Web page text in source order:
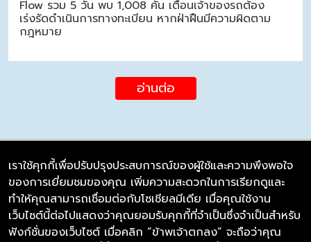
Flow รวม 5 วัน พบ 1,008 คัน เตือนเจ้าของรถต้อง
เร่งรัดดำเนินการทางทะเบียน หากฝ่าฝืนมีความผิดตาม
กฎหมาย
อ่านต่อ
บริษัท ซิมลิงค์ จำกัด
98/226 Bangrakyai-Baanmai Road,
Bangyai, Nonthaburi 11140
เราใช้คุกกี้เพื่อปรับปรุงประสบการณ์ของผู้ใช้และความพึงพอใจ
ของการเยี่ยมชมของคุณ เพิ่มความสะดวกในการเรียกดูและ
ทำให้คุณสามารถเชื่อมต่อกับโซเชียลมีเดีย เมื่อคุณใช้งาน
เว็บไซต์นี้ต่อไปแสดงว่าคุณยอมรับคุกกี้ที่จำเป็นซึ่งจำเป็นสำหรับ
ฟังก์ชั่นของเว็บไซต์ เมื่อคลิก “ข้าพเจ้าตกลง” จะถือว่าคุณ